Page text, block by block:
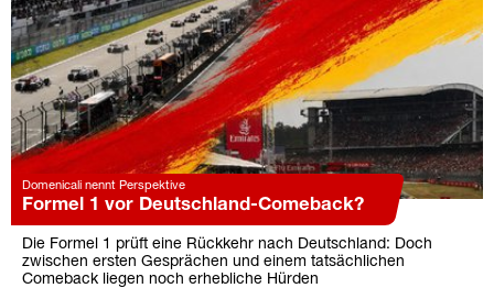
Domenicali nennt Perspektive
Formel 1 vor Deutschland-Comeback?
Die Formel 1 prüft eine Rückkehr nach Deutschland: Doch
zwischen ersten Gesprächen und einem tatsächlichen
Comeback liegen noch erhebliche Hürden